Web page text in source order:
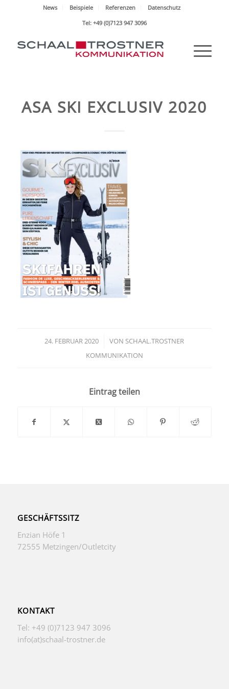
News Beispiele Referenzen
Datenschutz
Tel: +49 (0)7123 947 3096
ASA SKI EXCLUSIV 2020
24. FEBRUAR 2020
/ VON SCHAAL.TROSTNER
KOMMUNIKATION
Eintrag teilen
GESCHÄFTSSITZ
Enzian Höfe 1
72555 Metzingen/Outletcity
KONTAKT
Tel: +49 (0)7123 947 3096
info(at)schaal-trostner.de